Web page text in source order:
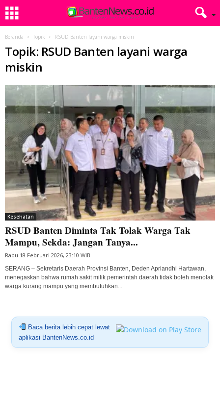
Beranda Topik RSUD Banten layani warga miskin
Topik: RSUD Banten layani warga
miskin
Kesehatan
RSUD Banten Diminta Tak Tolak Warga Tak
Mampu, Sekda: Jangan Tanya...
Rabu 18 Februari 2026, 23:10 WIB
SERANG – Sekretaris Daerah Provinsi Banten, Deden Apriandhi Hartawan,
menegaskan bahwa rumah sakit milik pemerintah daerah tidak boleh menolak
warga kurang mampu yang membutuhkan...
Baca berita lebih cepat lewat
aplikasi BantenNews.co.id